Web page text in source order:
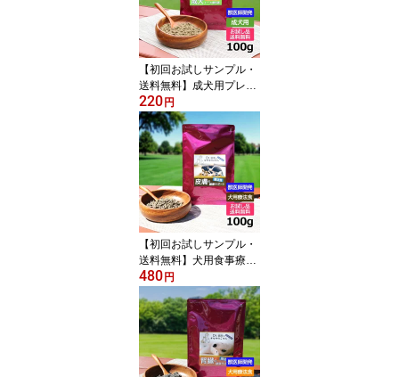
【初回お試しサンプル・
送料無料】成犬用プレミ
アムドッグフード100g
1〜8歳未満 Dr.宿南のキ
セキのごはん 全犬種用
ベニソン 国産 鹿肉ドッ
グフード 犬 獣医師開発
※1世帯1個限り
220 円
【初回お試しサンプル・
送料無料】犬用食事療法
食・皮膚の健康サポート
100g入り・Dr.宿南のキ
セキのごはん（鹿肉ドッ
グフード/ベニソン/国産/
犬/獣医師開発）※1世帯
1個限り
480 円